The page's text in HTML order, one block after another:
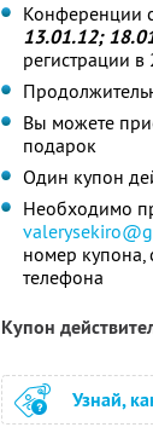
Конференции
13.01.12;
регистрации в
Вы можете
подарок
Один купон
Необходимо
номер купона,
телефона
Купон
Узнай,